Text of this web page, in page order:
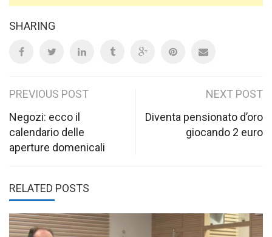
SHARING
Post
navigation
PREVIOUS POST
Negozi: ecco il
calendario delle
aperture domenicali
NEXT POST
Diventa pensionato d’oro
giocando 2 euro
RELATED POSTS